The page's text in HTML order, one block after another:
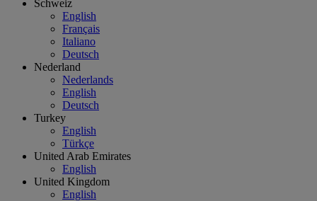
Schweiz
English
Français
Italiano
Deutsch
Nederland
Nederlands
English
Deutsch
Turkey
English
Türkçe
United Arab Emirates
English
United Kingdom
English